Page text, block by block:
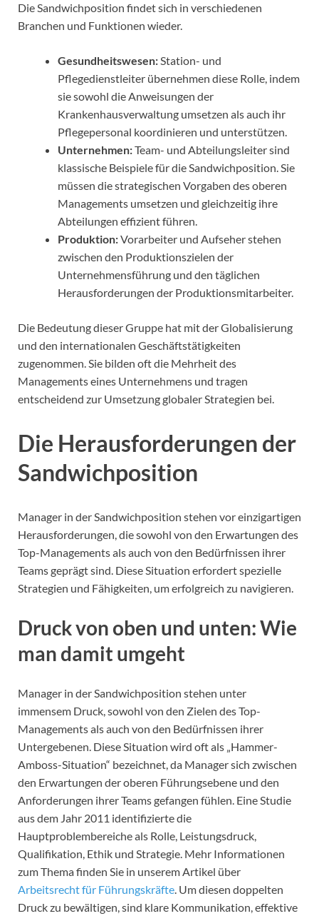
Die Sandwichposition findet sich in verschiedenen
Branchen und Funktionen wieder.
Gesundheitswesen:Station- und
Pflegedienstleiter übernehmen diese Rolle, indem
sie sowohl die Anweisungen der
Krankenhausverwaltung umsetzen als auch ihr
Pflegepersonal koordinieren und unterstützen.
Unternehmen:Team- und Abteilungsleiter sind
klassische Beispiele für die Sandwichposition. Sie
müssen die strategischen Vorgaben des oberen
Managements umsetzen und gleichzeitig ihre
Abteilungen effizient führen.
Produktion:Vorarbeiter und Aufseher stehen
zwischen den Produktionszielen der
Unternehmensführung und den täglichen
Herausforderungen der Produktionsmitarbeiter.
Die Bedeutung dieser Gruppe hat mit der Globalisierung
und den internationalen Geschäftstätigkeiten
zugenommen. Sie bilden oft die Mehrheit des
Managements eines Unternehmens und tragen
entscheidend zur Umsetzung globaler Strategien bei.
Die Herausforderungen der
Sandwichposition
Manager in der Sandwichposition stehen vor einzigartigen
Herausforderungen, die sowohl von den Erwartungen des
Top-Managements als auch von den Bedürfnissen ihrer
Teams geprägt sind. Diese Situation erfordert spezielle
Strategien und Fähigkeiten, um erfolgreich zu navigieren.
Druck von oben und unten: Wie
man damit umgeht
Manager in der Sandwichposition stehen unter
immensem Druck, sowohl von den Zielen des Top-
Managements als auch von den Bedürfnissen ihrer
Untergebenen. Diese Situation wird oft als „Hammer-
Amboss-Situation“ bezeichnet, da Manager sich zwischen
den Erwartungen der oberen Führungsebene und den
Anforderungen ihrer Teams gefangen fühlen. Eine Studie
aus dem Jahr 2011 identifizierte die
Hauptproblembereiche als Rolle, Leistungsdruck,
Qualifikation, Ethik und Strategie. Mehr Informationen
zum Thema finden Sie in unserem Artikel über
Arbeitsrecht für Führungskräfte. Um diesen doppelten
Druck zu bewältigen, sind klare Kommunikation, effektive